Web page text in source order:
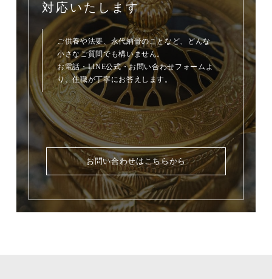
対応いたします
ご供養や法要、永代納骨のことなど、どんな
小さなご質問でも構いません。
お電話・LINE公式・お問い合わせフォームよ
り、住職が丁寧にお答えします。
お問い合わせはこちらから